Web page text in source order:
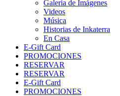
Galeria de Imágenes
Videos
Música
Historias de Inkaterra
En Casa
E-Gift Card
PROMOCIONES
RESERVAR
RESERVAR
E-Gift Card
PROMOCIONES